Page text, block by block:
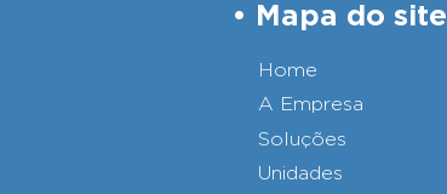
Mapa do site
Home
A Empresa
Soluções
Unidades